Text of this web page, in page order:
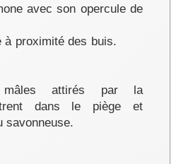
avec son opercule de
à proximité des buis.
mâles attirés par la
dans le piège et
savonneuse.